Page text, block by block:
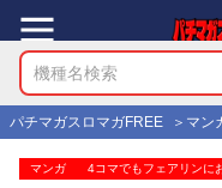
パチマガスロマガFREE マン
マンガ 4コマでもフェアリンに